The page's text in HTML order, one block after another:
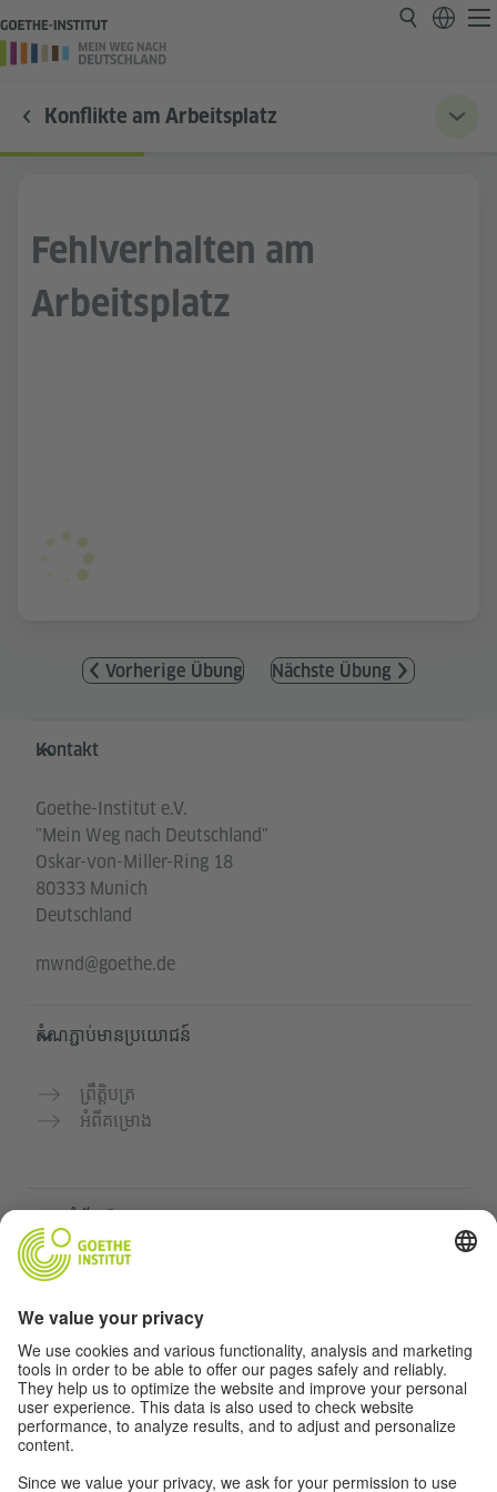
Konflikte am Arbeitsplatz
Fehlverhalten am
Arbeitsplatz
Vorherige Übung Nächste Übung
Service- und Informationsbereich
Kontakt
Goethe-Institut e.V.
"Mein Weg nach Deutschland"
Oskar-von-Miller-Ring 18
80333 Munich
Deutschland
mwnd@goethe.de
តំណភ្ជាប់មានប្រយោជន៍
ព្រឹត្តិបត្រ
អំពីគម្រោង
វគ្គសិក្សាភាសាអាល្លឺម៉ង់របស់ Goethe-Institut
បណ្តាញសម្រាប់គ្រូបង្រៀន "Deutschstunde"
ភាពឯកជន និងការចូលដំណើរការដោយគ្មានឧបសគ្គ